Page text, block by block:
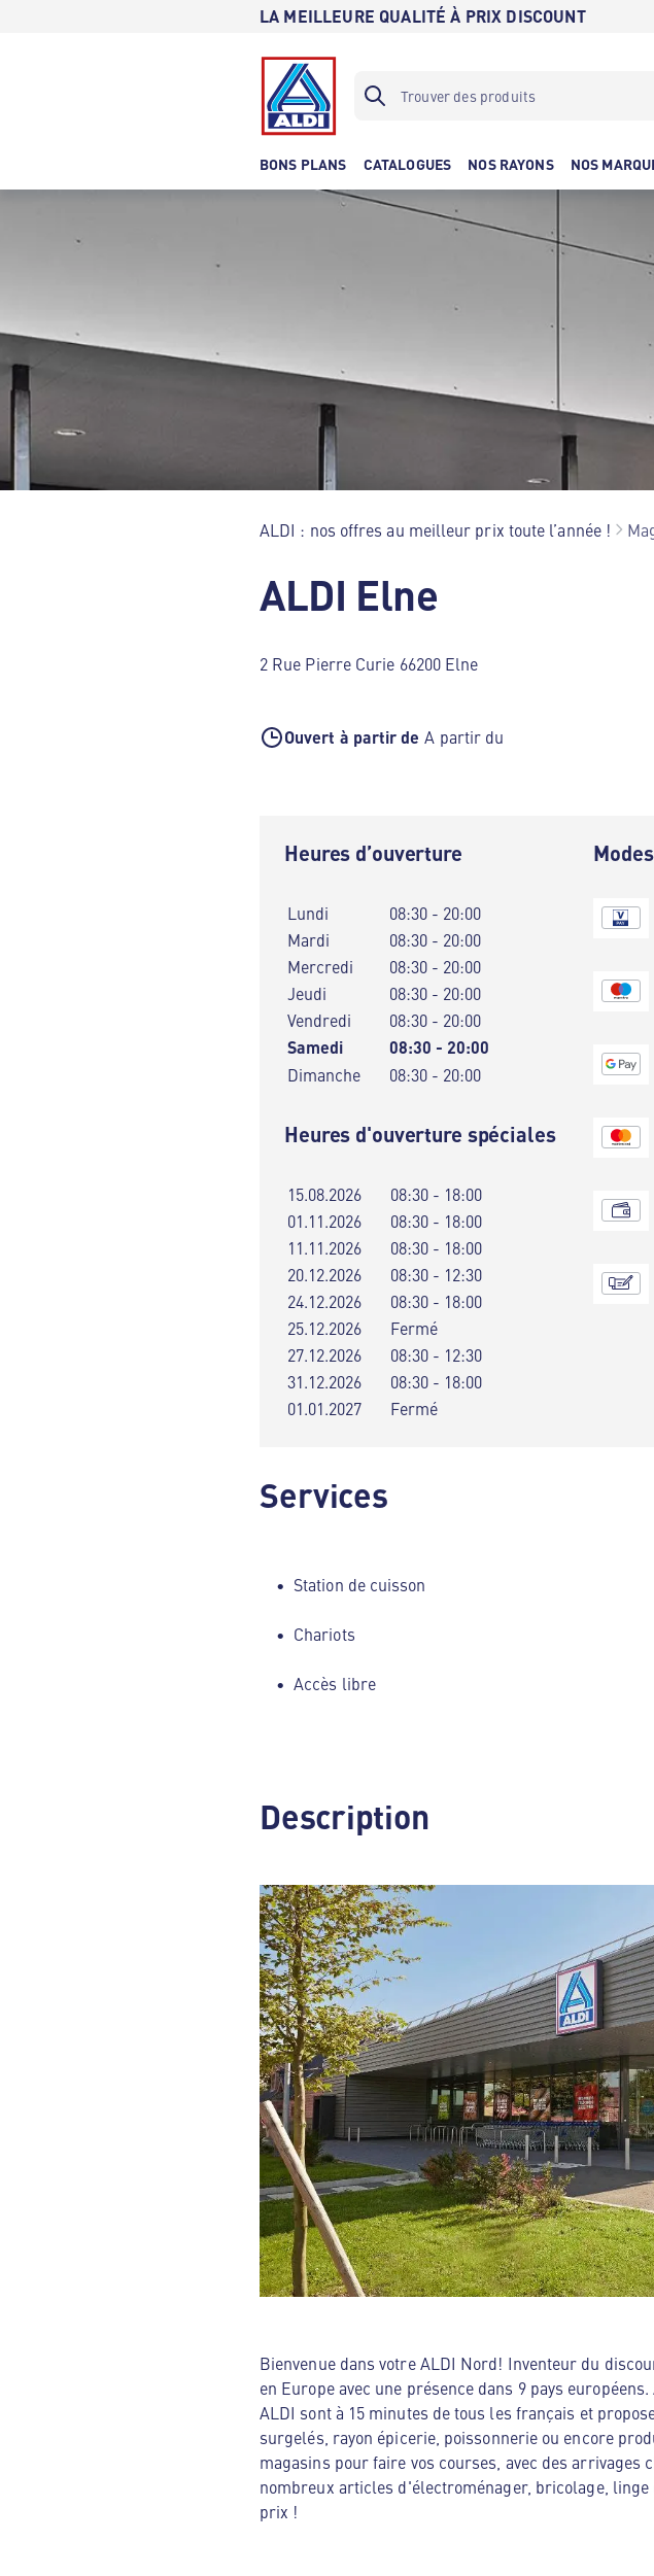
LA MEILLEURE QUALITÉ À PRIX DISCOUNT
BONS PLANS CATALOGUES NOS RAYONS NOS
ALDI : nos offres au meilleur prix toute l’année !
ALDI Elne
2 Rue Pierre Curie 66200 Elne
Ouvert à partir de A partir du
Heures d’ouverture
Lundi
08:30 - 20:00
Mardi
08:30 - 20:00
Mercredi
08:30 - 20:00
Jeudi
08:30 - 20:00
Vendredi
08:30 - 20:00
Samedi 08:30 - 20:00
Dimanche 08:30 - 20:00
Heures d'ouverture spéciales
15.08.2026
08:30 - 18:00
01.11.2026
08:30 - 18:00
11.11.2026
08:30 - 18:00
20.12.2026
08:30 - 12:30
24.12.2026
08:30 - 18:00
25.12.2026
Fermé
27.12.2026
08:30 - 12:30
31.12.2026
08:30 - 18:00
01.01.2027
Fermé
Services
Station de cuisson
Chariots
Accès libre
Description
Bienvenue dans votre ALDI Nord! Inventeur du
en Europe avec une présence dans 9 pays
ALDI sont à 15 minutes de tous les français et
surgelés, rayon épicerie, poissonnerie ou encore
magasins pour faire vos courses, avec des
nombreux articles d'électroménager, bricolage,
prix !